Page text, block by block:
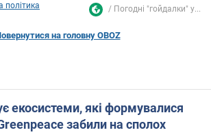
політика Погодні "гойдалки" у...
на головну OBOZ
екосистеми, які формувалися
забили на сполох